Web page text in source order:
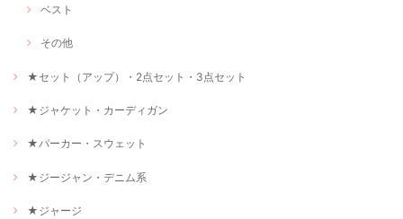
ベスト
その他
★セット（アップ）・2点セット・3点セット
★ジャケット・カーディガン
★パーカー・スウェット
★ジージャン・デニム系
★ジャージ